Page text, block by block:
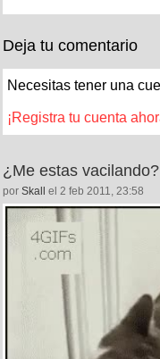
Deja tu comentario
Necesitas tener una
¡Registra tu cuenta
¿Me estas vacilando?
por Skall el 2 feb 2011, 23:58